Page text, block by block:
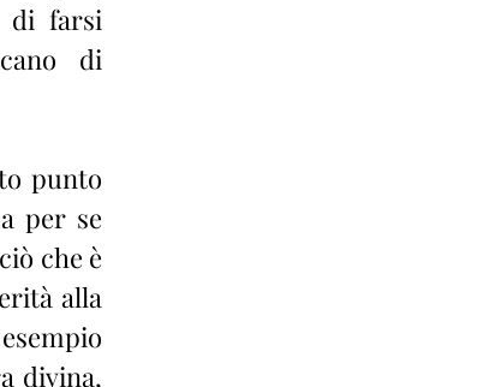
di farsi
di
punto
per se
che è
alla
divina,